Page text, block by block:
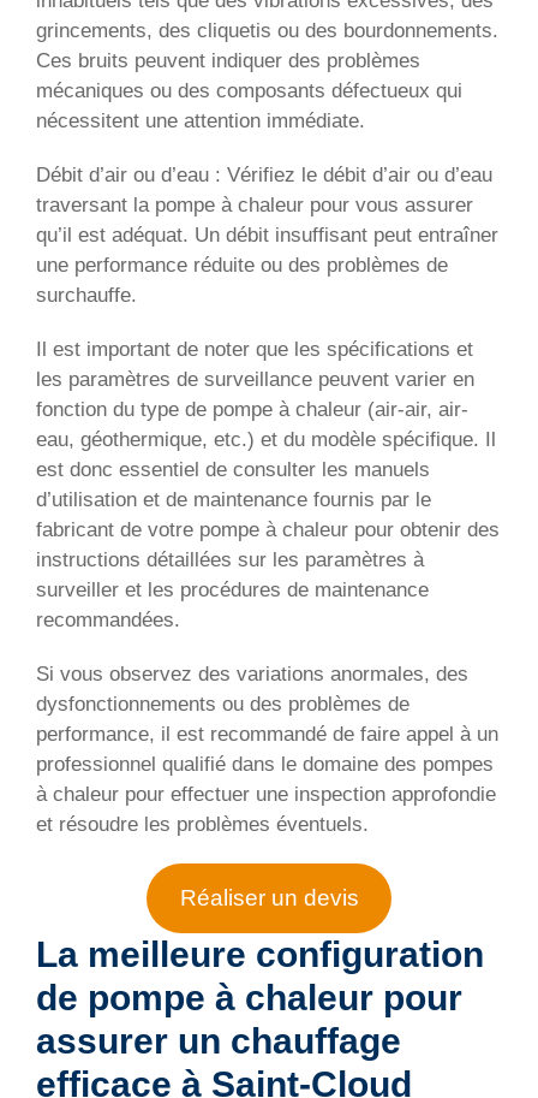
grincements, des cliquetis ou des bourdonnements.
Ces bruits peuvent indiquer des problèmes
mécaniques ou des composants défectueux qui
nécessitent une attention immédiate.
Débit d’air ou d’eau : Vérifiez le débit d’air ou d’eau
traversant la pompe à chaleur pour vous assurer
qu’il est adéquat. Un débit insuffisant peut entraîner
une performance réduite ou des problèmes de
surchauffe.
Il est important de noter que les spécifications et
les paramètres de surveillance peuvent varier en
fonction du type de pompe à chaleur (air-air, air-
eau, géothermique, etc.) et du modèle spécifique. Il
est donc essentiel de consulter les manuels
d’utilisation et de maintenance fournis par le
fabricant de votre pompe à chaleur pour obtenir des
instructions détaillées sur les paramètres à
surveiller et les procédures de maintenance
recommandées.
Si vous observez des variations anormales, des
dysfonctionnements ou des problèmes de
performance, il est recommandé de faire appel à un
professionnel qualifié dans le domaine des pompes
à chaleur pour effectuer une inspection approfondie
et résoudre les problèmes éventuels.
Réaliser un devis
La meilleure configuration
de pompe à chaleur pour
assurer un chauffage
efficace à Saint-Cloud